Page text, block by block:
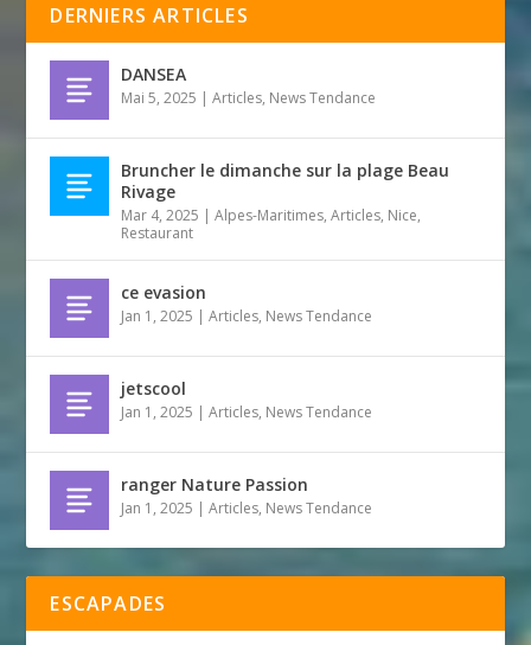
DERNIERS ARTICLES
DANSEA
Mai 5, 2025 |Articles, News Tendance
Bruncher le dimanche sur la plage Beau
Rivage
Mar 4, 2025 |Alpes-Maritimes,Articles, Nice,
Restaurant
ce evasion
Jan 1, 2025 |Articles, News Tendance
jetscool
Jan 1, 2025 |Articles, News Tendance
ranger Nature Passion
Jan 1, 2025 |Articles, News Tendance
ESCAPADES